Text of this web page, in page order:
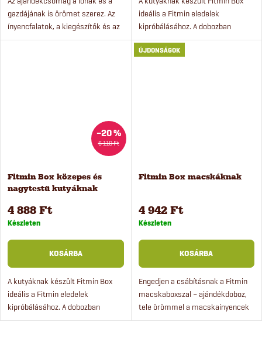
gazdájának is örömet szerez. Az
ínyencfalatok, a kiegészítők és az
ásványi anyagok praktikus
ideális a Fitmin eledelek
kipróbálásához. A dobozban
száraz- és nedves eledeleket,
illetve jutalomfalatokat is talál.
6 110 Ft
–20 %
Fitmin Box közepes és
nagytestű kutyáknak
4 888 Ft
Készleten
KOSÁRBA
A kutyáknak készült Fitmin Box
ideális a Fitmin eledelek
kipróbálásához. A dobozban
száraz- és nedves eledeleket,
ÚJDONSÁGOK
Fitmin Box macskáknak
4 942 Ft
Készleten
KOSÁRBA
Engedjen a csábításnak a Fitmin
macskaboxszal – ajándékdoboz,
tele örömmel a macskaínyencek
számára! Rögtön 12 féle eledellel